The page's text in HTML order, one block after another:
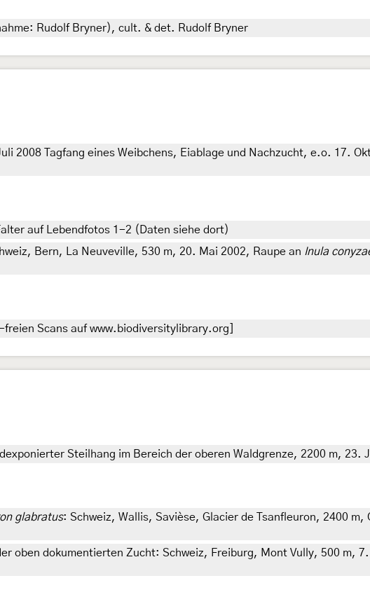
Rudolf Bryner), cult. & det. Rudolf Bryner
2008 Tagfang eines Weibchens, Eiablage und Nachzucht, e.o. 17.
auf Lebendfotos 1-2 (Daten siehe dort)
Bern, La Neuveville, 530 m, 20. Mai 2002, Raupe an Inula
freien Scans auf www.biodiversitylibrary.org]
Steilhang im Bereich der oberen Waldgrenze, 2200 m, 23.
glabratus: Schweiz, Wallis, Savièse, Glacier de Tsanfleuron, 2400
oben dokumentierten Zucht: Schweiz, Freiburg, Mont Vully, 500 m,